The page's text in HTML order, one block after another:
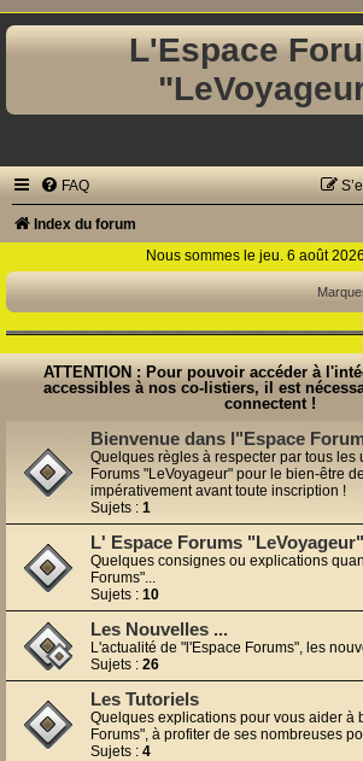
L'Espace
FAQ
Index du forum
Nous sommes le jeu. 6 août
ATTENTION : Pour pouvoir accéder à
accessibles à nos co-listiers, il est
connectent !
Bienvenue dans l"Espace
Quelques règles à respecter par tous les
Forums "LeVoyageur" pour le bien-être
impérativement avant toute inscription !
Sujets : 1
L' Espace Forums
Quelques consignes ou explications
Forums"...
Sujets : 10
Les Nouvelles ...
L'actualité de "l'Espace Forums", les
Sujets : 26
Les Tutoriels
Quelques explications pour vous aider à
Forums", à profiter de ses nombreuses
Sujets : 4